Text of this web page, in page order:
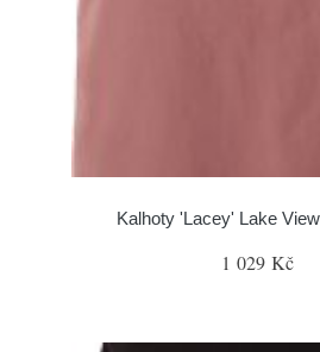
Kalhoty 'Lacey' Lake
1 029 Kč